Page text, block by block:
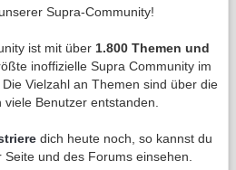
Supra-Community!
ist mit über 1.800 Themen und
inoffizielle Supra Community im
Vielzahl an Themen sind über die
Benutzer entstanden.
dich heute noch, so kannst du
und des Forums einsehen.